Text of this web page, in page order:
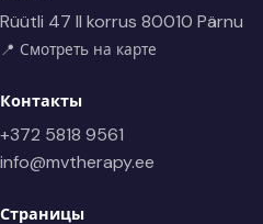
Rüütli 47 II korrus 80010 Pärnu
📍 Смотреть на карте
Контакты
+372 5818 9561
info@mvtherapy.ee
Страницы